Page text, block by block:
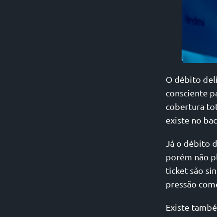
O débito
consciente
cobertura
existe no
Já o débito
porém não
ticket são
pressão
Existe